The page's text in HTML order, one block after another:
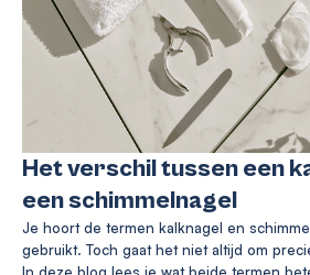
Het verschil tussen een
een schimmelnagel
Je hoort de termen kalknagel en
gebruikt. Toch gaat het niet altijd om